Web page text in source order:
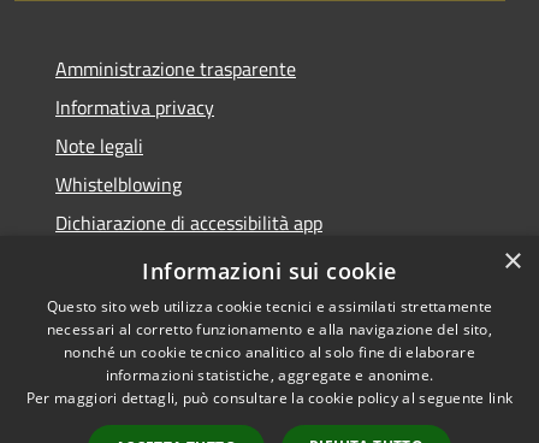
Amministrazione trasparente
Informativa privacy
Note legali
Whistelblowing
Dichiarazione di accessibilità app
Dichiarazione di accessibilità sito
Accessibilità
Copyright © 2026 • Comune di
Ossona • Powered by
×
Informazioni sui cookie
Questo sito web utilizza cookie tecnici e assimilati strettamente
necessari al corretto funzionamento e alla navigazione del sito,
nonché un cookie tecnico analitico al solo fine di elaborare
informazioni statistiche, aggregate e anonime.
Per maggiori dettagli, può consultare la cookie policy al seguente link